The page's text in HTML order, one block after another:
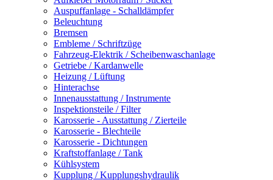
Auspuffanlage - Schalldämpfer
Beleuchtung
Bremsen
Embleme / Schriftzüge
Fahrzeug-Elektrik / Scheibenwaschanlage
Getriebe / Kardanwelle
Heizung / Lüftung
Hinterachse
Innenausstattung / Instrumente
Inspektionsteile / Filter
Karosserie - Ausstattung / Zierteile
Karosserie - Blechteile
Karosserie - Dichtungen
Kraftstoffanlage / Tank
Kühlsystem
Kupplung / Kupplungshydraulik